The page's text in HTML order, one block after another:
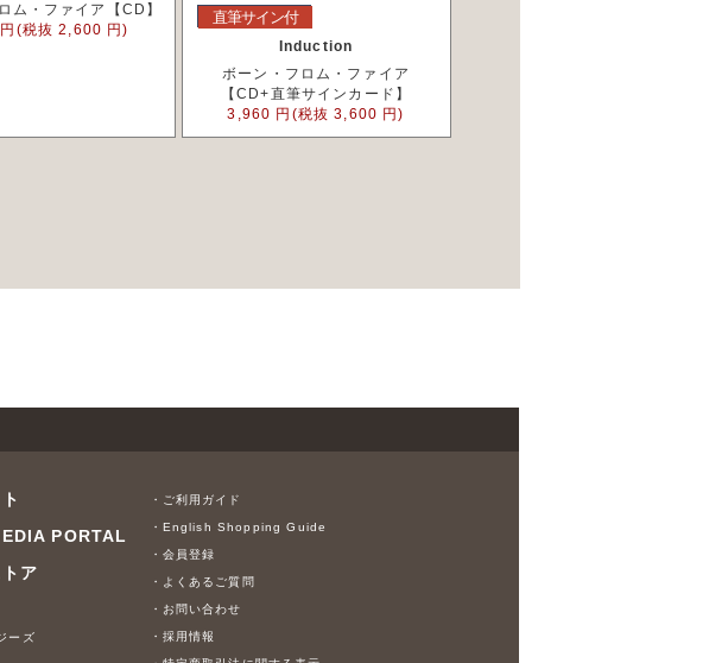
ム・ファイア【CD】
(税抜 2,600 円)
直筆サイン付
Induction
ボーン・フロム・ファイア
【CD+直筆サインカード】
3,960 円(税抜 3,600 円)
PORTAL
ア
ーズ
・ご利用ガイド
・English Shopping Guide
・会員登録
・よくあるご質問
・お問い合わせ
・採用情報